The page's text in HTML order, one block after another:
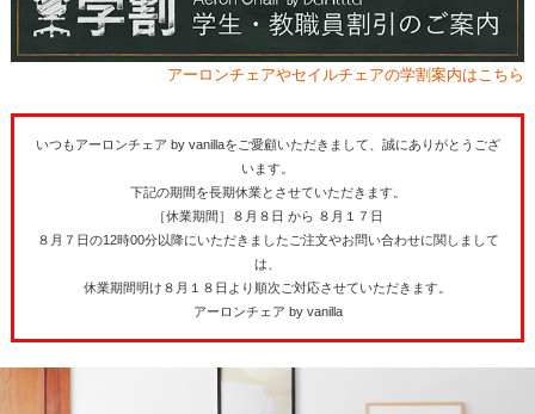
アーロンチェアやセイルチェアの学割案内はこちら
いつもアーロンチェア by vanillaをご愛顧いただきまして、誠にありがとうござ
います。
下記の期間を長期休業とさせていただきます。
［休業期間］８月８日 から ８月１７日
８月７日の12時00分以降にいただきましたご注文やお問い合わせに関しまして
は、
休業期間明け８月１８日より順次ご対応させていただきます。
アーロンチェア by vanilla